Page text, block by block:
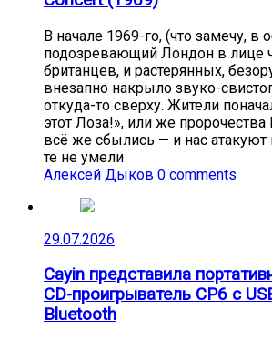
В начале 1969-го, (что замечу, в
подозревающий Лондон в лице
британцев, и растерянных,
внезапно накрыло звуко-
откуда-то сверху. Жители
этот Лоза!», или же пророчества
всё же сбылись — и нас атакуют
те не умели
Алексей Дыков 0 comments
29.07.2026
Cayin представила
CD-проигрыватель CP6 с
Bluetooth